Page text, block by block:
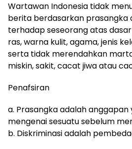
Wartawan Indonesia tidak
berita berdasarkan prasangka
terhadap seseorang atas
ras, warna kulit, agama, jenis
serta tidak merendahkan
miskin, sakit, cacat jiwa atau
Penafsiran
a. Prasangka adalah
mengenai sesuatu sebelum
b. Diskriminasi adalah